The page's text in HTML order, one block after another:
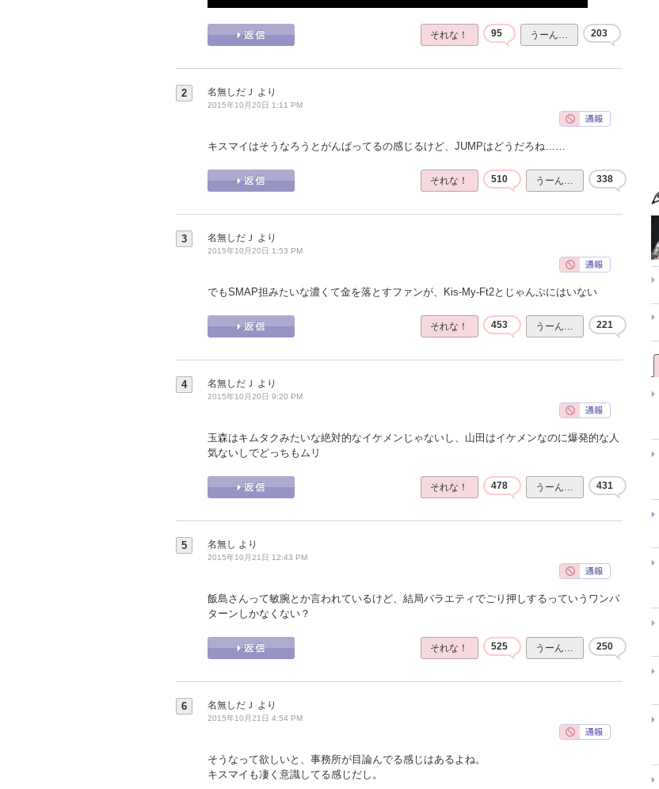
それな！ 95 うーん… 203
2 名無しだＪ より
2015年10月20日 1:11 PM
キスマイはそうなろうとがんばってるの感じるけど、JUMPはどうだろね……
それな！ 510 うーん… 338
3 名無しだＪ より
2015年10月20日 1:53 PM
でもSMAP担みたいな濃くて金を落とすファンが、Kis-My-Ft2とじゃんぷにはいない
それな！ 453 うーん… 221
4 名無しだＪ より
2015年10月20日 9:20 PM
玉森はキムタクみたいな絶対的なイケメンじゃないし、山田はイケメンなのに爆発的な人
気ないしでどっちもムリ
それな！ 478 うーん… 431
5 名無し より
2015年10月21日 12:43 PM
飯島さんって敏腕とか言われているけど、結局バラエティでごり押しするっていうワンパ
ターンしかなくない？
それな！ 525 うーん… 250
6 名無しだＪ より
2015年10月21日 4:54 PM
そうなって欲しいと、事務所が目論んでる感じはあるよね。
キスマイも凄く意識してる感じだし。